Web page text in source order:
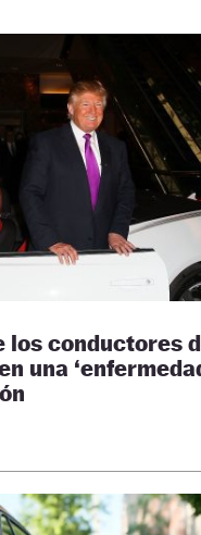
los conductores
una